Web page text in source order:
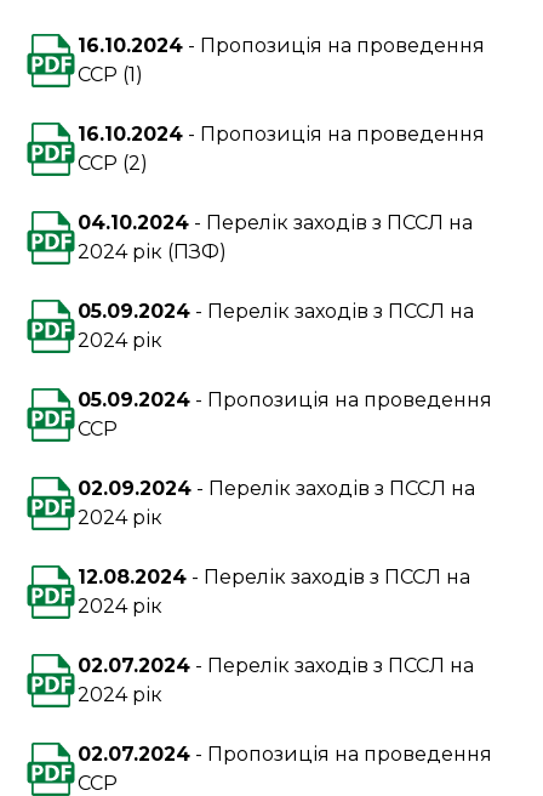
16.10.2024
Пропозиція на проведення
ССР (1)
16.10.2024
Пропозиція на проведення
ССР (2)
04.10.2024
Перелік заходів з ПССЛ на
2024 рік (ПЗФ)
05.09.2024
Перелік заходів з ПССЛ на
2024 рік
05.09.2024
Пропозиція на проведення
ССР
02.09.2024
Перелік заходів з ПССЛ на
2024 рік
12.08.2024
Перелік заходів з ПССЛ на
2024 рік
02.07.2024
Перелік заходів з ПССЛ на
2024 рік
02.07.2024
Пропозиція на проведення
ССР